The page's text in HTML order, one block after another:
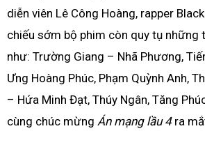
diễn viên Lê Công Hoàng, rapper
chiếu sớm bộ phim còn quy tụ những
như: Trường Giang – Nhã Phương,
Ưng Hoàng Phúc, Phạm Quỳnh Anh,
– Hứa Minh Đạt, Thúy Ngân, Tăng
cùng chúc mừng Án mạng lầu 4ra